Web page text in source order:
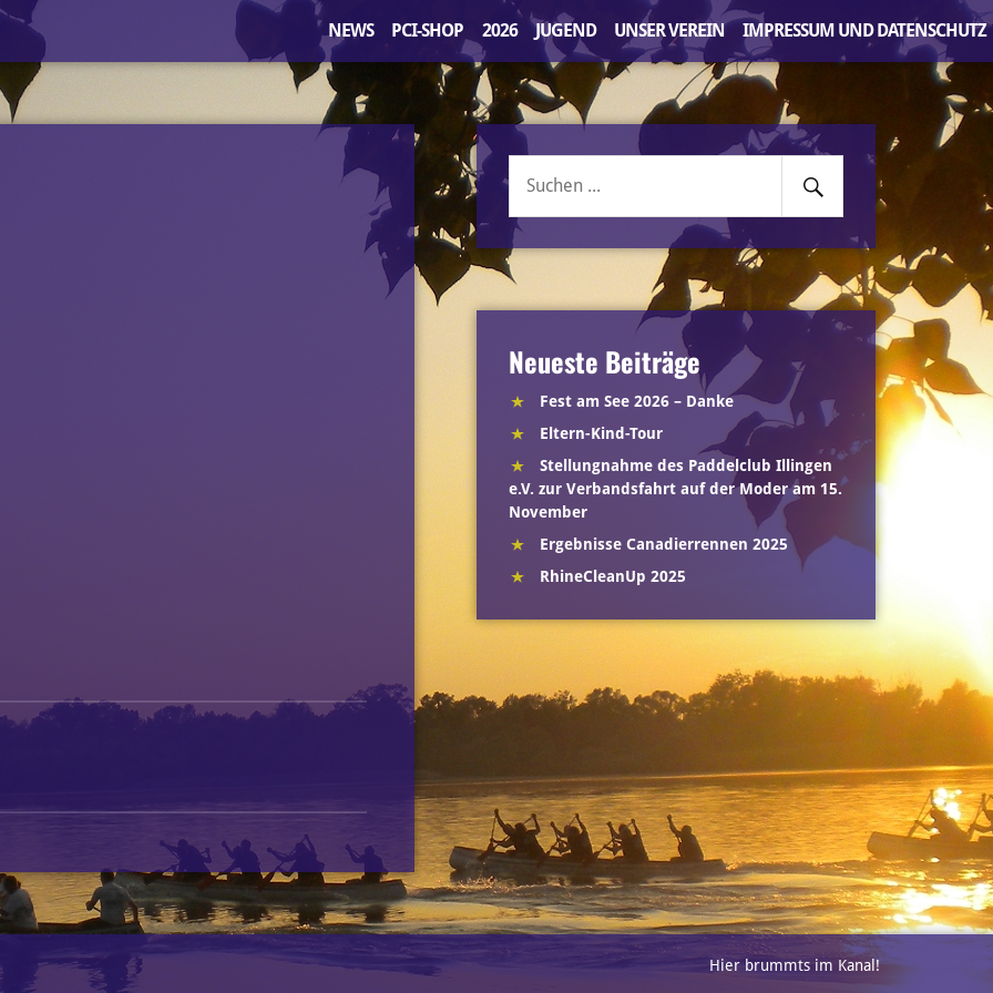
NEWS PCI-SHOP 2026 JUGEND UNSER VEREIN IMPRESSUM UND DATENSCHUTZ
Suche
Senden
Neueste Beiträge
Fest am See 2026 – Danke
Eltern-Kind-Tour
Stellungnahme des Paddelclub Illingen
e.V. zur Verbandsfahrt auf der Moder am 15.
November
Ergebnisse Canadierrennen 2025
RhineCleanUp 2025
Hier brummts im Kanal!